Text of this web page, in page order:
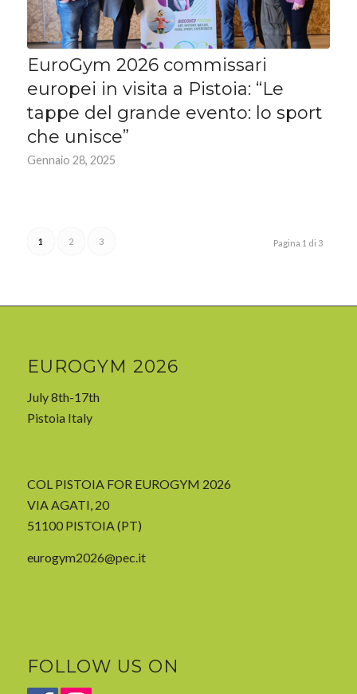
EuroGym 2026 commissari
europei in visita a Pistoia: “Le
tappe del grande evento: lo sport
che unisce”
Gennaio 28, 2025
Pagina 1 di 3
1 2 3
EUROGYM 2026
July 8th-17th
Pistoia Italy
COL PISTOIA FOR EUROGYM 2026
VIA AGATI, 20
51100 PISTOIA (PT)
eurogym2026@pec.it
FOLLOW US ON